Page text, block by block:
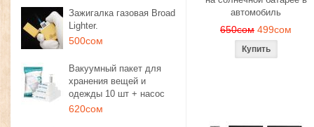
Зажигалка газовая Broad
Lighter.
500сом
Вакуумный пакет для
хранения вещей и
одежды 10 шт + насос
620сом
автомобиль
650сом 499сом